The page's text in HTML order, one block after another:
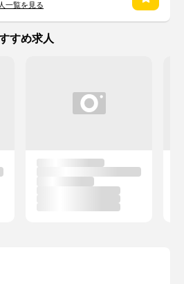
一覧を見る
すめ求人